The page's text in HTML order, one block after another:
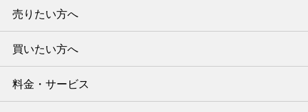
売りたい方へ
買いたい方へ
料金・サービス